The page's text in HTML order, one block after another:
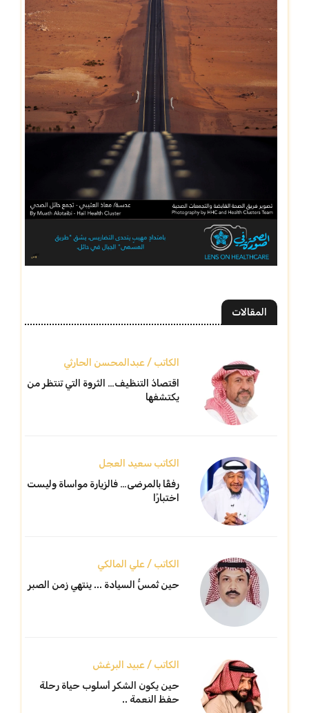
المقالات
الكاتب / عبدالمحسن الحارثي
اقتصادُ التنظيف… الثروة التي تنتظر من
يكتشفها
الكاتب سعيد العجل
رفقًا بالمرضى… فالزيارة مواساة وليست
اختبارًا
الكاتب / علي المالكي
حين تُمسُّ السيادة ... ينتهي زمن الصبر
الكاتب / عبيد البرغش
حين يكون الشكر أسلوب حياة رحلة
حفظ النعمة ..